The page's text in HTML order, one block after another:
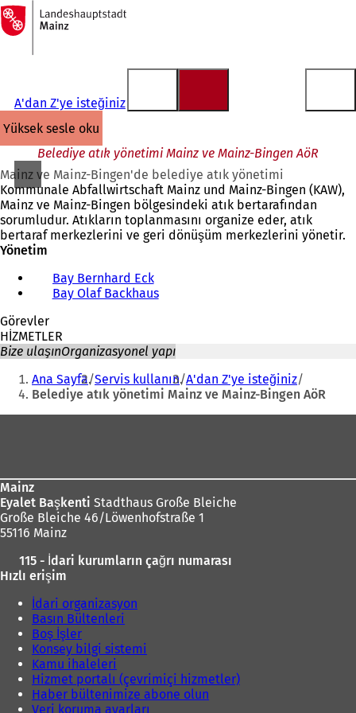
İçeriğe atla
Ana
sayfaya
A'dan Z'ye isteğiniz
yüksek sesle oku
Belediye atık yönetimi Mainz ve Mainz-Bingen AöR
Mainz ve Mainz-Bingen'de belediye atık yönetimi
Kommunale Abfallwirtschaft Mainz und Mainz-Bingen (KAW),
Mainz ve Mainz-Bingen bölgesindeki atık bertarafından
sorumludur. Atıkların toplanmasını organize eder, atık
bertaraf merkezlerini ve geri dönüşüm merkezlerini yönetir.
Yönetim
Bay Bernhard Eck
Bay Olaf Backhaus
Görevler
HİZMETLER
Bize ulaşınOrganizasyonel yapı
Buradasınız:
Ana Sayfa Servis kullanın A'dan Z'ye isteğiniz
Belediye atık yönetimi Mainz ve Mainz-Bingen AöR
Mainz
Eyalet Başkenti Stadthaus Große Bleiche
Große Bleiche 46/Löwenhofstraße 1
55116 Mainz
115 - İdari kurumların çağrı numarası
Hızlı erişim
İdari organizasyon
Basın Bültenleri
Boş İşler
Konsey bilgi sistemi
Kamu ihaleleri
Hizmet portalı (çevrimiçi hizmetler)
Haber bültenimize abone olun
Veri koruma ayarları